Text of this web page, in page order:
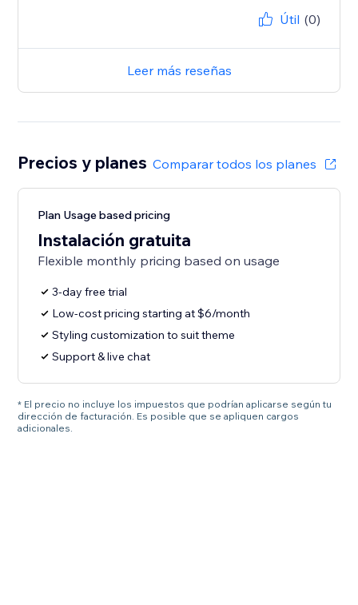
Útil (0)
Leer más reseñas
Precios y planes Comparar todos los planes
Plan Usage based pricing
Instalación gratuita
Flexible monthly pricing based on usage
3-day free trial
Low-cost pricing starting at $6/month
Styling customization to suit theme
Support & live chat
* El precio no incluye los impuestos que podrían aplicarse según tu
dirección de facturación. Es posible que se apliquen cargos
adicionales.